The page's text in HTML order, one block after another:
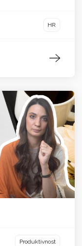
HR
Produktivnost